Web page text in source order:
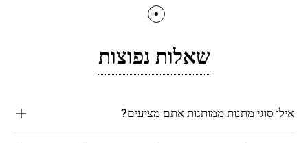
שאלות נפוצות
אילו סוגי מתנות ממותגות אתם מציעים?